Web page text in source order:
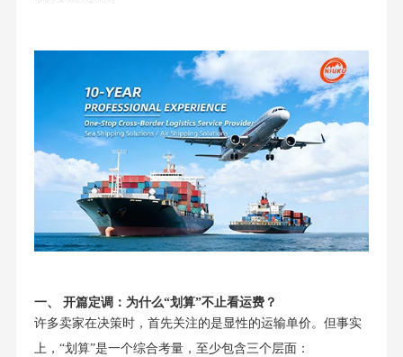
一、 开篇定调：为什么“划算”不止看运费？
许多卖家在决策时，首先关注的是显性的运输单价。但事实
上，“划算”是一个综合考量，至少包含三个层面：